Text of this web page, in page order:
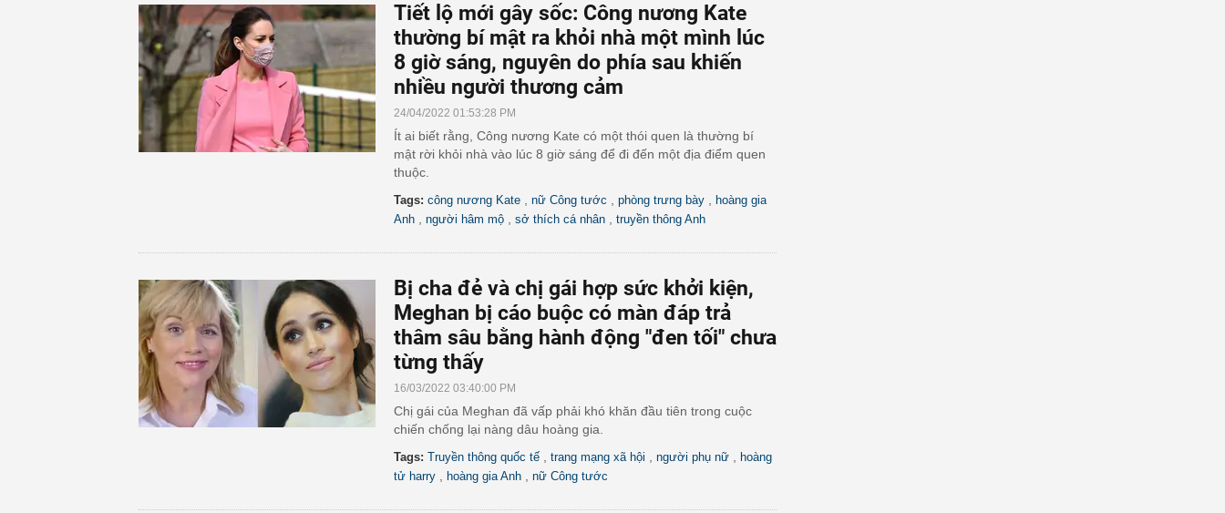
Tiết lộ mới gây sốc: Công nương Kate
thường bí mật ra khỏi nhà một mình lúc
8 giờ sáng, nguyên do phía sau khiến
nhiều người thương cảm
24/04/2022 01:53:28 PM
Ít ai biết rằng, Công nương Kate có một thói quen là thường bí
mật rời khỏi nhà vào lúc 8 giờ sáng để đi đến một địa điểm quen
thuộc.
Tags: công nương Kate nữ Công tước phòng trưng bày
hoàng gia
Anh
người hâm mộ sở thích cá nhân truyền thông Anh
Bị cha đẻ và chị gái hợp sức khởi kiện,
Meghan bị cáo buộc có màn đáp trả
thâm sâu bằng hành động "đen tối" chưa
từng thấy
16/03/2022 03:40:00 PM
Chị gái của Meghan đã vấp phải khó khăn đầu tiên trong cuộc
chiến chống lại nàng dâu hoàng gia.
Tags: Truyền thông quốc tế trang mạng xã hội người phụ nữ
hoàng
tử harry
hoàng gia Anh nữ Công tước